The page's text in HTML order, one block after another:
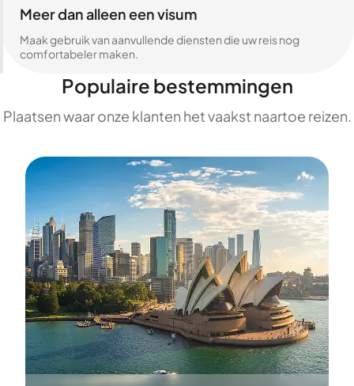
Meer dan alleen een visum
Maak gebruik van aanvullende diensten die uw reis nog
comfortabeler maken.
Populaire bestemmingen
Plaatsen waar onze klanten het vaakst naartoe reizen.